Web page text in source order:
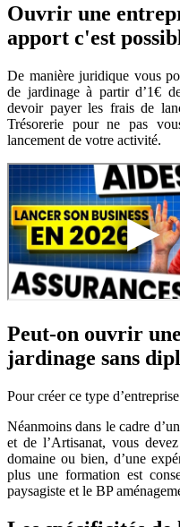
Ouvrir une
apport c'est
De manière juridique vous
de jardinage à partir d’1€
devoir payer les frais de
Trésorerie pour ne pas
lancement de votre activité.
Peut-on ouvrir
jardinage sans
Pour créer ce type
Néanmoins dans le cadre
et de l’Artisanat, vous
domaine ou bien, d’une
plus une formation est
paysagiste et le BP